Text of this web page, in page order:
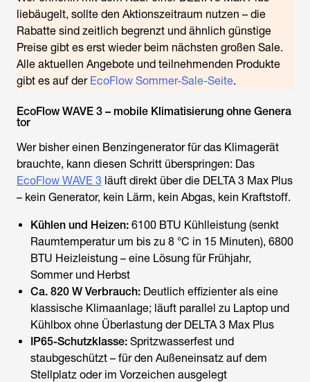
liebäugelt, sollte den Aktionszeitraum nutzen – die
Rabatte sind zeitlich begrenzt und ähnlich günstige
Preise gibt es erst wieder beim nächsten großen Sale.
Alle aktuellen Angebote und teilnehmenden Produkte
gibt es auf der EcoFlow Sommer-Sale-Seite.
EcoFlow WAVE 3 – mobile Klimatisierung ohne Genera
tor
Wer bisher einen Benzingenerator für das Klimagerät
brauchte, kann diesen Schritt überspringen: Das
EcoFlow WAVE 3 läuft direkt über die DELTA 3 Max Plus
– kein Generator, kein Lärm, kein Abgas, kein Kraftstoff.
Kühlen und Heizen: 6100 BTU Kühlleistung (senkt
Raumtemperatur um bis zu 8 °C in 15 Minuten), 6800
BTU Heizleistung – eine Lösung für Frühjahr,
Sommer und Herbst
Ca. 820 W Verbrauch: Deutlich effizienter als eine
klassische Klimaanlage; läuft parallel zu Laptop und
Kühlbox ohne Überlastung der DELTA 3 Max Plus
IP65-Schutzklasse: Spritzwasserfest und
staubgeschützt – für den Außeneinsatz auf dem
Stellplatz oder im Vorzeichen ausgelegt